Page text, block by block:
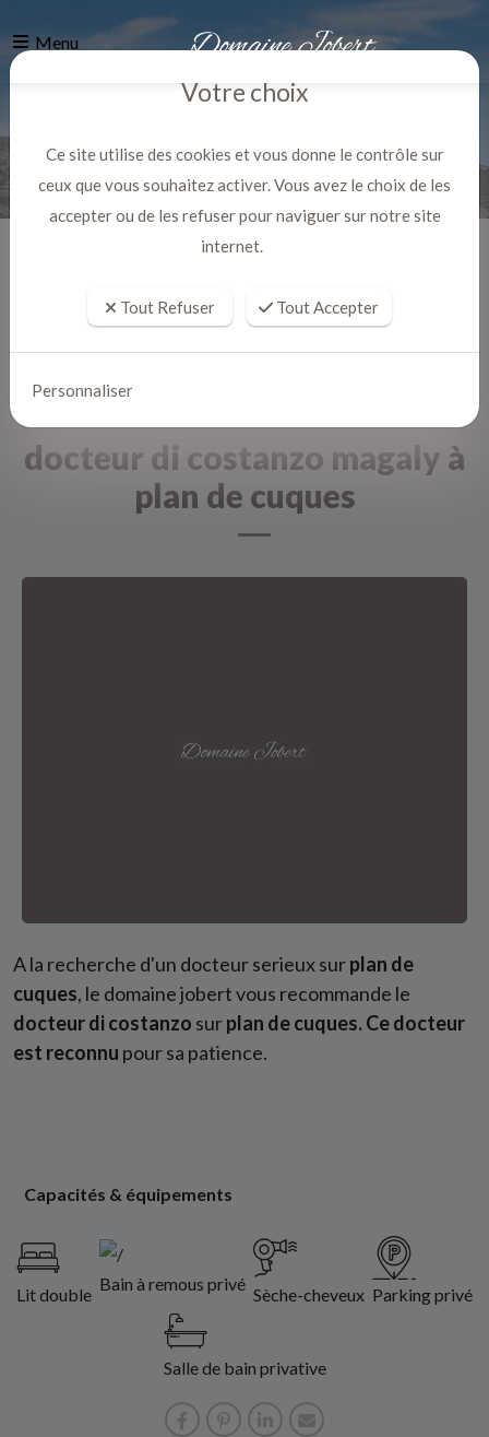
Menu
docteur di costanzo magaly à
plan de cuques
A la recherche d'un docteur serieux surplan de
cuques, le domaine jobert vous recommande le
docteur di costanzo surplan de cuques. Ce docteur
est reconnu pour sa patience.
Capacités & équipements
Lit double
Bain à remous privé
Sèche-cheveux Parking privé
Salle de bain privative
Votre choix
Ce site utilise des cookies et vous donne le contrôle sur
ceux que vous souhaitez activer. Vous avez le choix de les
accepter ou de les refuser pour naviguer sur notre site
internet.
Tout Refuser Tout Accepter
Personnaliser